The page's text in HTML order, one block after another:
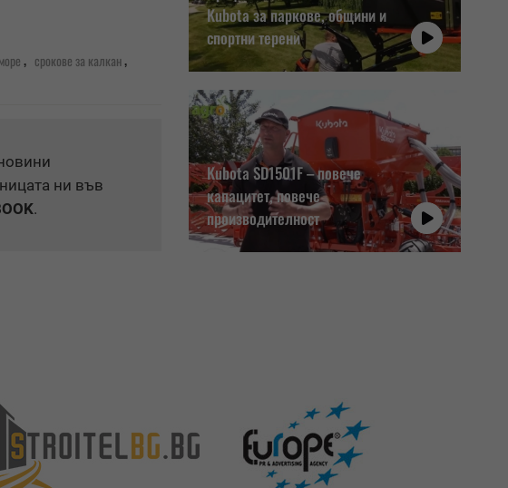
, срокове за калкан,
ни във
.
Kubota за паркове, общини и
спортни терени
Kubota SD1501F – повече
капацитет, повече
производителност